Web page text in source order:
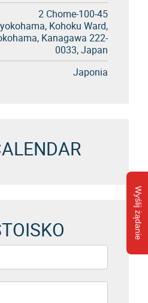
Wyślij żądanie
2 Chome-100-45
Kohoku Ward,
Kanagawa 222-
0033, Japan
Japonia